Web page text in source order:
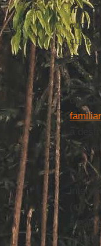
que
em
Para
familiar
a
para
Por
(cf.
a não